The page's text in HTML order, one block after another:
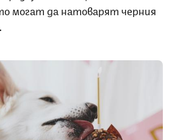
могат да натоварят черния